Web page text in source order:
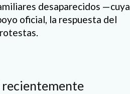
desaparecidos —cuya
oficial, la respuesta del
recientemente